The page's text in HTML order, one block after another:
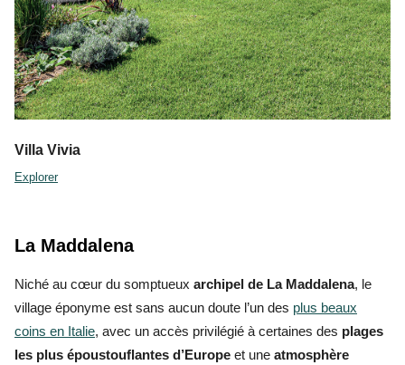
Villa Vivia
Explorer
La Maddalena
Niché au cœur du somptueux archipel de La Maddalena, le
village éponyme est sans aucun doute l’un des plus beaux
coins en Italie, avec un accès privilégié à certaines des plages
les plus époustouflantes d’Europe et une atmosphère